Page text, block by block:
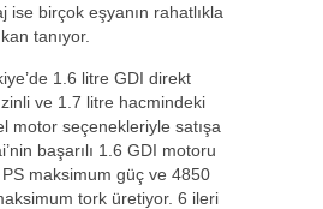
ise birçok eşyanın rahatlıkla
tanıyor.
1.6 litre GDI direkt
ve 1.7 litre hacmindeki
motor seçenekleriyle satışa
başarılı 1.6 GDI motoru
maksimum güç ve 4850
tork üretiyor. 6 ileri